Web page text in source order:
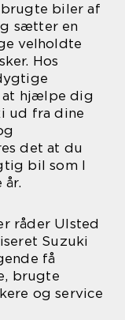
biler af
sætter en
velholdte
Hos
at hjælpe dig
ud fra dine
det at du
bil som I
år.
råder Ulsted
Suzuki
få
brugte
og service